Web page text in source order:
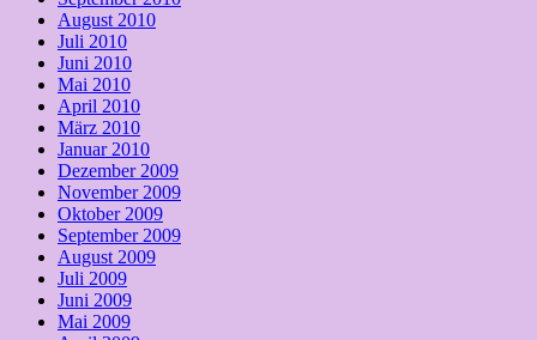
August 2010
Juli 2010
Juni 2010
Mai 2010
April 2010
März 2010
Januar 2010
Dezember 2009
November 2009
Oktober 2009
September 2009
August 2009
Juli 2009
Juni 2009
Mai 2009